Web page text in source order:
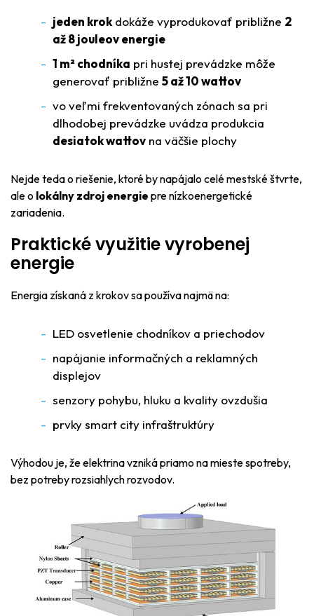
jeden krok dokáže vyprodukovať približne 2
až 8 jouleov energie
1 m² chodníka pri hustej prevádzke môže
generovať približne 5 až 10 wattov
vo veľmi frekventovaných zónach sa pri
dlhodobej prevádzke uvádza produkcia
desiatok wattov na väčšie plochy
Nejde teda o riešenie, ktoré by napájalo celé mestské štvrte,
ale o lokálny zdroj energie pre nízkoenergetické
zariadenia.
Praktické využitie vyrobenej
energie
Energia získaná z krokov sa používa najmä na:
LED osvetlenie chodníkov a priechodov
napájanie informačných a reklamných
displejov
senzory pohybu, hluku a kvality ovzdušia
prvky smart city infraštruktúry
Výhodou je, že elektrina vzniká priamo na mieste spotreby,
bez potreby rozsiahlych rozvodov.